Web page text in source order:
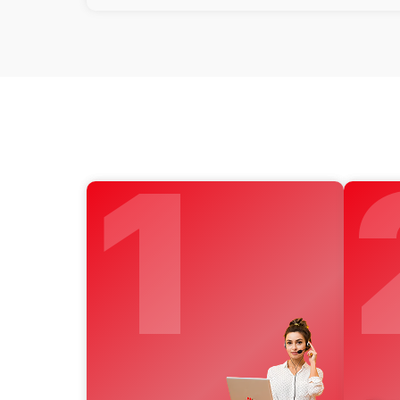
Замена шим контроллера
1